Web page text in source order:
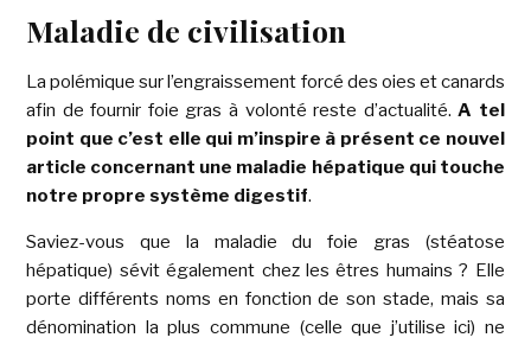
Maladie de civilisation
La polémique sur l’engraissement forcé des oies et canards
afin de fournir foie gras à volonté reste d’actualité.A tel
point que c’est elle qui m’inspire à présent ce nouvel
article concernant une maladie hépatique qui touche
notre propre système digestif.
Saviez-vous que la maladie du foie gras (stéatose
hépatique) sévit également chez les êtres humains ? Elle
porte différents noms en fonction de son stade, mais sa
dénomination la plus commune (celle que j’utilise ici) ne